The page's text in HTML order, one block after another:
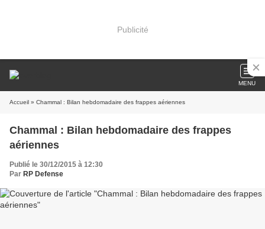
Publicité
MENU
Accueil » Chammal : Bilan hebdomadaire des frappes aériennes
Chammal : Bilan hebdomadaire des frappes
aériennes
Publié le 30/12/2015 à 12:30
Par RP Defense